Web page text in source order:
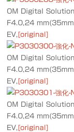
OM Digital
F4.0,24
EV, [original]
OM Digital
F4.0,24
EV, [original]
OM Digital
F4.0,24
EV, [original]